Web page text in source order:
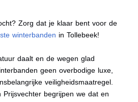
Zorg dat je klaar bent voor de
winterbanden in Tollebeek!
daalt en de wegen glad
geen overbodige luxe,
veiligheidsmaatregel.
Prijsvechter begrijpen we dat en